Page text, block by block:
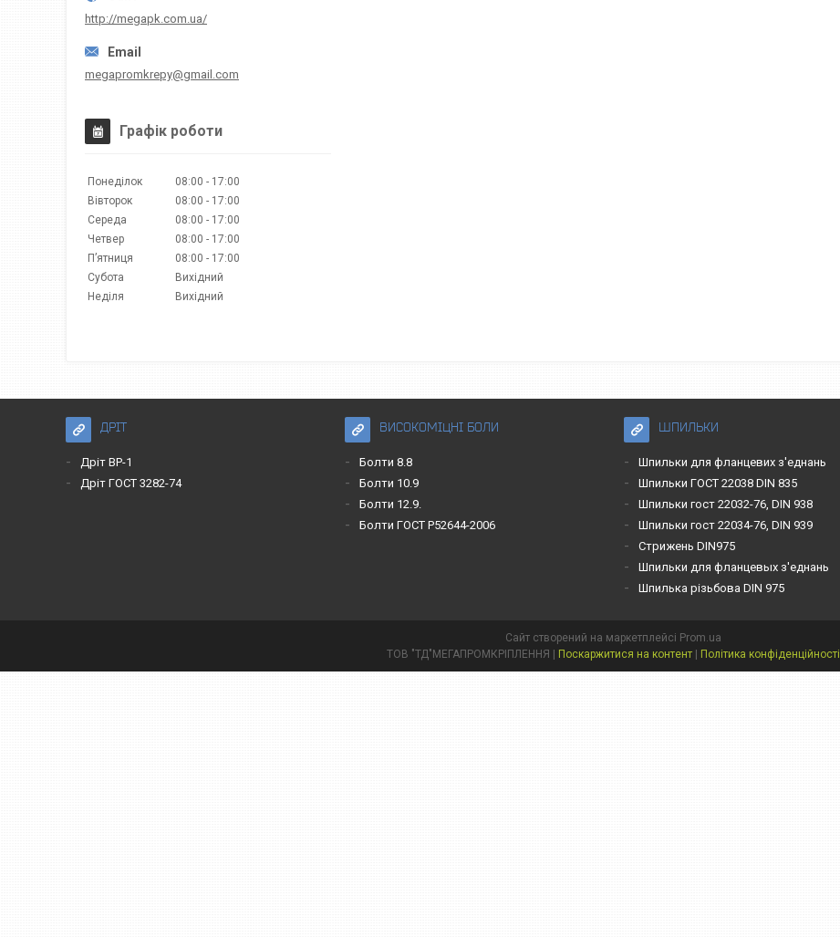
http://megapk.com.ua/
megapromkrepy@gmail.com
Графік роботи
Понеділок 08:00
17:00
Вівторок
08:00
17:00
Середа
08:00
17:00
Четвер
08:00
17:00
Пʼятниця
08:00
17:00
Субота
Вихідний
Неділя
Вихідний
ДРІТ
Дріт ВР-1
Дріт ГОСТ 3282-74
ВИСОКОМІЦНІ БОЛИ
Болти 8.8
Болти 10.9
Болти 12.9.
Болти ГОСТ Р52644-2006
ШПИЛЬКИ
Шпильки для фланцевих з'еднань
Шпильки ГОСТ 22038 DIN 835
Шпильки гост 22032-76, DIN 938
Шпильки гост 22034-76, DIN 939
Стрижень DIN975
Шпильки для фланцевых з'еднань
Шпилька різьбова DIN 975
Сайт створений на маркетплейсі Prom.ua
Поскаржитися на контент Політика конфіденційності